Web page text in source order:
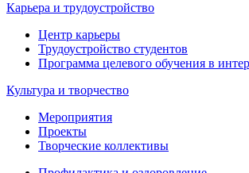
Карьера и трудоустройство
Центр карьеры
Трудоустройство студентов
Программа целевого обучения в
Культура и творчество
Мероприятия
Проекты
Творческие коллективы